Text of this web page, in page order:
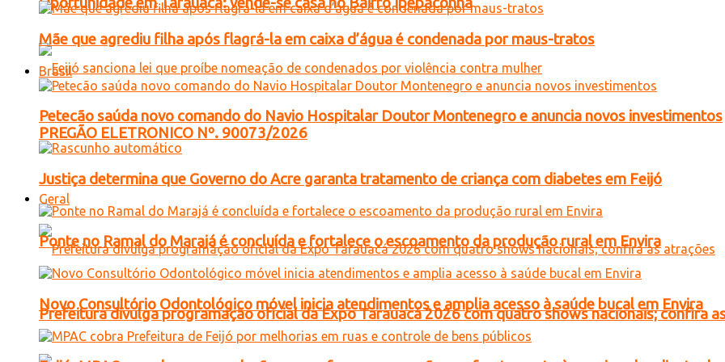
PREGÃO ELETRONICO Nº. 90073/2026
Geral
Prefeitura divulga programação oficial da Expo Tarauacá 2026 com quatro shows nacionais; confira
Mãe que agrediu filha após flagrá-la em caixa d’água é condenada por maus-tratos
Brasil
Petecão saúda novo comando do Navio Hospitalar Doutor Montenegro e anuncia novos investimentos
Justiça determina que Governo do Acre garanta tratamento de criança com diabetes em Feijó
Ponte no Ramal do Marajá é concluída e fortalece o escoamento da produção rural em Envira
Novo Consultório Odontológico móvel inicia atendimentos e amplia acesso à saúde bucal em Envira